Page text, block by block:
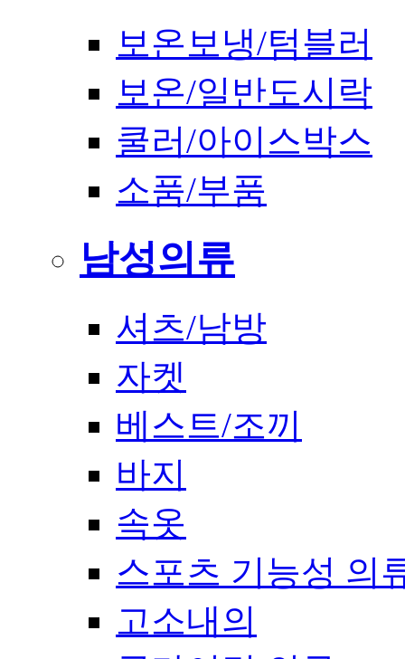
보온보냉/텀블러
보온/일반도시락
쿨러/아이스박스
소품/부품
남성의류
셔츠/남방
자켓
베스트/조끼
바지
속옷
스포츠 기능성 의
고소내의